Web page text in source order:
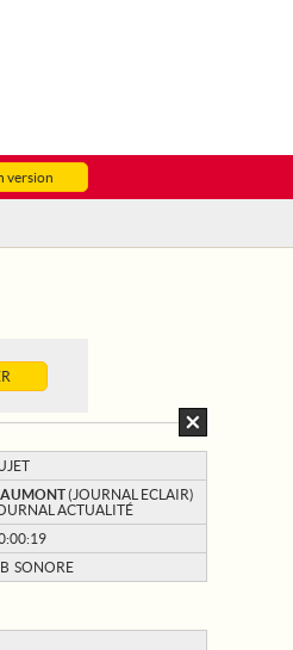
version
(JOURNAL ECLAIR)
ACTUALITÉ
SONORE